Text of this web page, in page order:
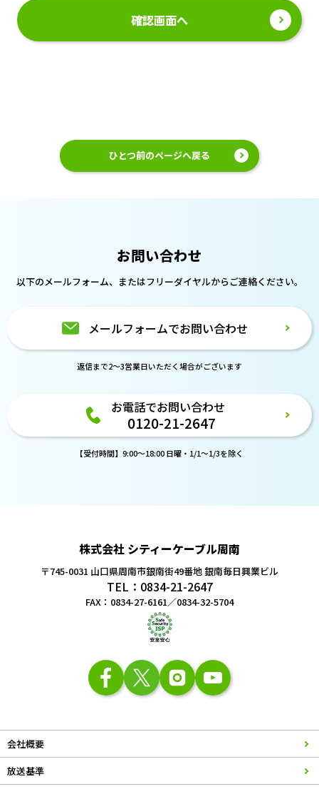
ひとつ前のページへ戻る
お問い合わせ
以下のメールフォーム、またはフリーダイヤルからご連絡ください。
メールフォームでお問い合わせ
返信まで2～3営業日いただく場合がございます
お電話でお問い合わせ
0120-21-2647
【受付時間】9:00～18:00 日曜・1/1～1/3を除く
株式会社 シティーケーブル周南
〒745-0031 山口県周南市銀南街49番地銀南毎日興業ビル
TEL：0834-21-2647
FAX：0834-27-6161／0834-32-5704
会社概要
放送基準